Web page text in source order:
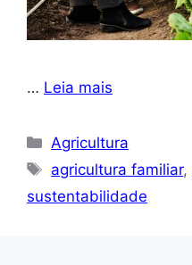
… Leia mais
Categorias
Agricultura
Tags
agricultura familiar,
sustentabilidade